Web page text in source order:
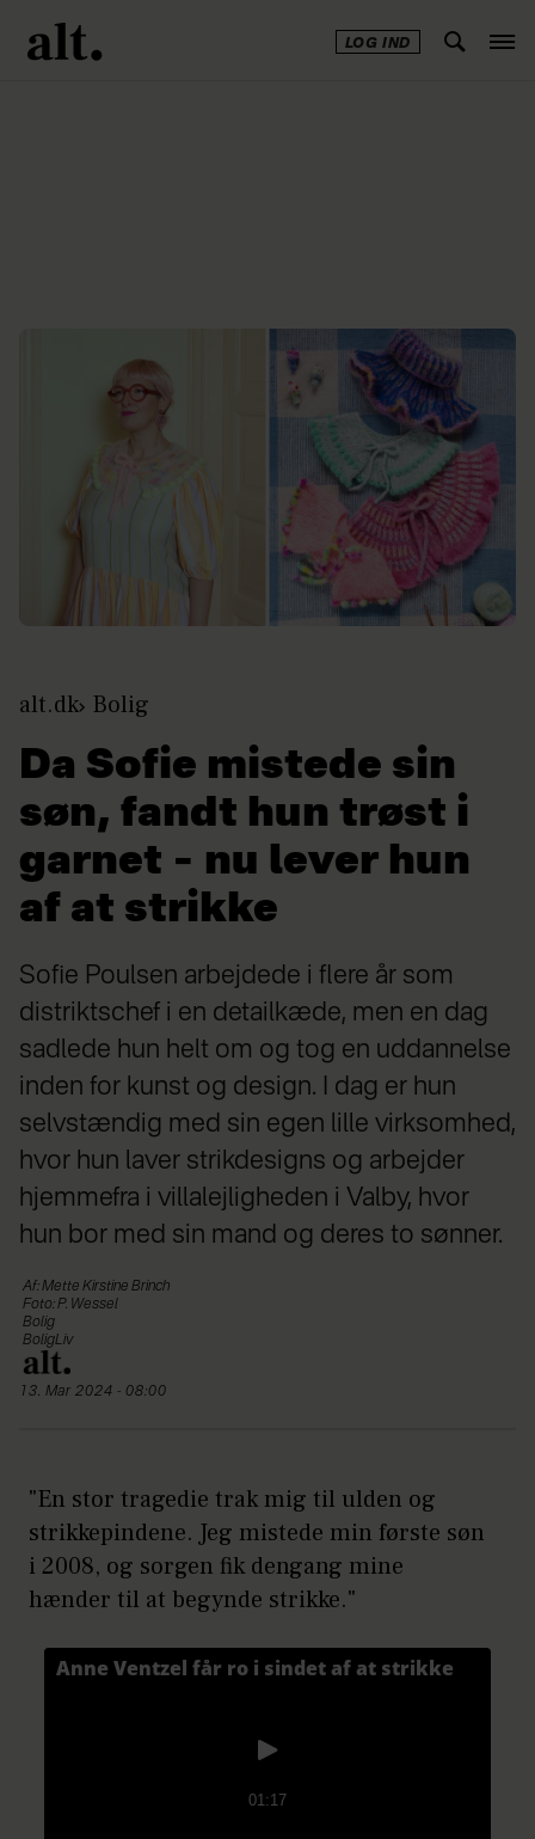
LOG IND
alt.dk Bolig
Da Sofie mistede sin
søn, fandt hun trøst i
garnet – nu lever hun
af at strikke
Sofie Poulsen arbejdede i flere år som
distriktschef i en detailkæde, men en dag
sadlede hun helt om og tog en uddannelse
inden for kunst og design. I dag er hun
selvstændig med sin egen lille virksomhed,
hvor hun laver strikdesigns og arbejder
hjemmefra i villalejligheden i Valby, hvor
hun bor med sin mand og deres to sønner.
Af: Mette Kirstine Brinch
Foto: P. Wessel
Bolig
BoligLiv
13. Mar 2024 - 08:00
"En stor tragedie trak mig til ulden og
strikkepindene. Jeg mistede min første søn
i 2008, og sorgen fik dengang mine
hænder til at begynde strikke."